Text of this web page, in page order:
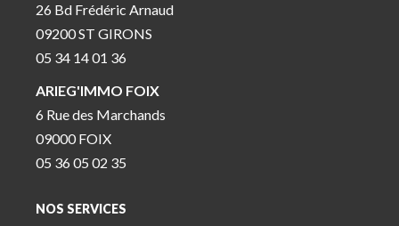
26 Bd Frédéric Arnaud
09200 ST GIRONS
05 34 14 01 36
ARIEG'IMMO FOIX
6 Rue des Marchands
09000 FOIX
05 36 05 02 35
NOS SERVICES